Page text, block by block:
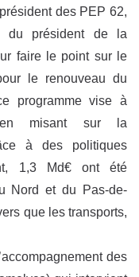
des PEP 62,
du président de la
faire le point sur le
le renouveau du
programme vise à
misant sur la
à des politiques
1,3 Md€ ont été
Nord et du Pas-de-
que les transports,
des